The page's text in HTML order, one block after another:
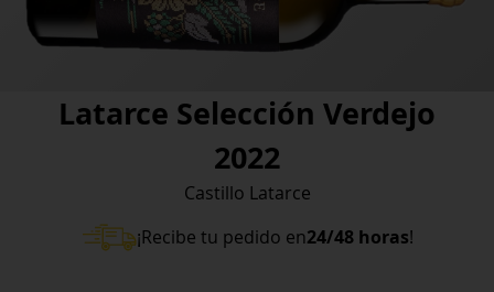
Latarce Selección Verdejo
2022
Castillo Latarce
¡Recibe tu pedido en24/48 horas!